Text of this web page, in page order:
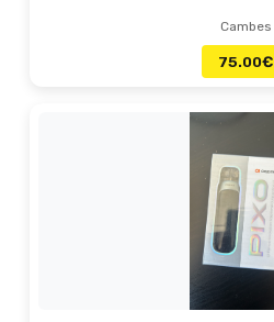
Cambes
75.00€